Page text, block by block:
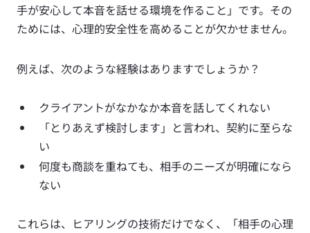
手が安心して本音を話せる環境を作ること」です。その
ためには、心理的安全性を高めることが欠かせません。
例えば、次のような経験はありますでしょうか？
クライアントがなかなか本音を話してくれない
「とりあえず検討します」と言われ、契約に至らな
い
何度も商談を重ねても、相手のニーズが明確になら
ない
これらは、ヒアリングの技術だけでなく、「相手の心理